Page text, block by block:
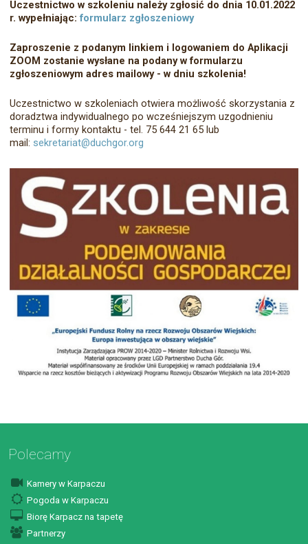
Uczestnictwo w szkoleniu należy zgłosić do dnia 10.01.2022
r. wypełniając: formularz zgłoszeniowy
Zaproszenie z podanym linkiem i logowaniem do Aplikacji
ZOOM zostanie wysłane na podany w formularzu
zgłoszeniowym adres mailowy - w dniu szkolenia!
Uczestnictwo w szkoleniach otwiera możliwość skorzystania z
doradztwa indywidualnego po wcześniejszym uzgodnieniu
terminu i formy kontaktu - tel. 75 644 21 65 lub
mail: sekretariat@duchgor.org
Polecamy
Kamery w Karpaczu
Pogoda w Karpaczu
Biorę Karpacz na tapetę
Partnerzy